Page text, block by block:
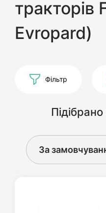
тракторів
Evropard)
Фільтр